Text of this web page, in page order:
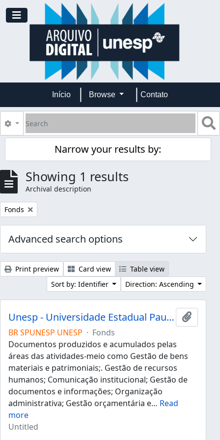
Skip to main content
Toggle navigation
Início Browse Contato
Search
Search options
Narrow your results by:
Showing 1 results
Archival description
Remove filter:
Fonds
Advanced search options
Print preview Card view
Table view
Sort by: Identifier
Direction: Ascending
Unesp - Universidade Estadual Paulista "Júlio de Mesquita Filho"
Add to
BR SPUNESP UNESP · Fonds
Documentos produzidos e acumulados pelas
áreas das atividades-meio como Gestão de bens
materiais e patrimoniais;. Gestão de recursos
humanos; Comunicação institucional; Gestão de
documentos e informações; Organização
administrativa; Gestão orçamentária e… Read
more
Untitled